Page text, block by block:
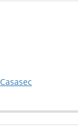
Casasec